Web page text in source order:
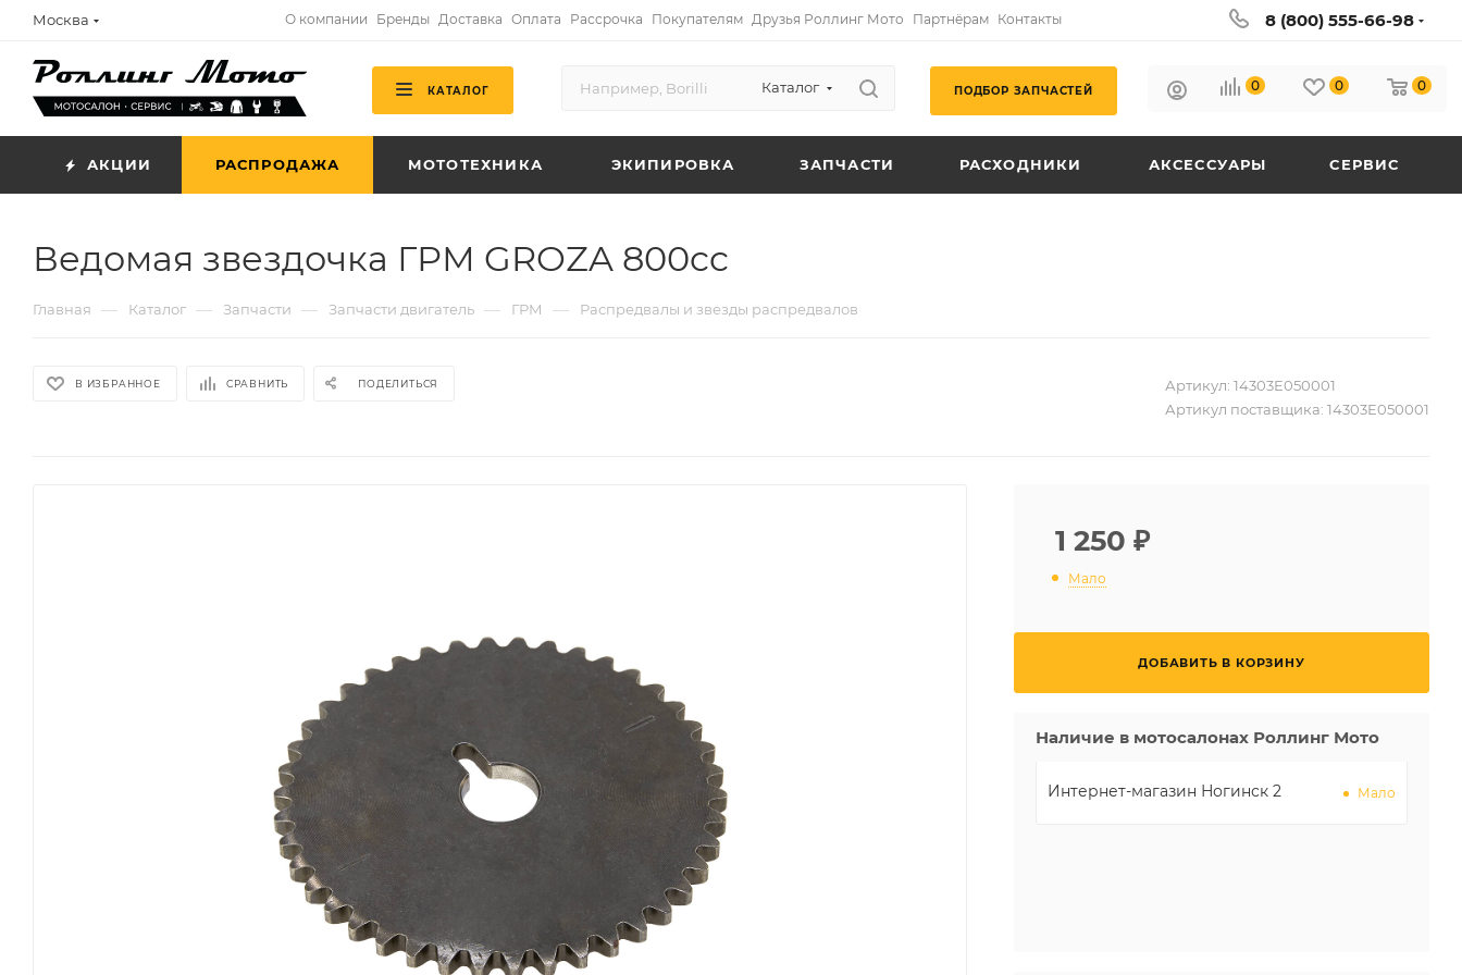
Москва О компании Бренды Доставка Оплата Рассрочка Покупателям Друзья Роллинг Мото Партнёрам Контакты 8 (800) 555-66-98
КАТАЛОГ Каталог ПОДБОР ЗАПЧАСТЕЙ 0 0 0
АКЦИИ РАСПРОДАЖА МОТОТЕХНИКА ЭКИПИРОВКА ЗАПЧАСТИ РАСХОДНИКИ АКСЕССУАРЫ СЕРВИС
Ведомая звездочка ГРМ GROZA 800cc
Главная — Каталог — Запчасти — Запчасти двигатель — ГРМ — Распредвалы и звезды распредвалов
В ИЗБРАННОЕ СРАВНИТЬ ПОДЕЛИТЬСЯ Артикул: 14303E050001
Артикул поставщика: 14303E050001
1 250 ₽
Мало
ДОБАВИТЬ В КОРЗИНУ
Наличие в мотосалонах Роллинг Мото
Интернет-магазин Ногинск 2 Мало